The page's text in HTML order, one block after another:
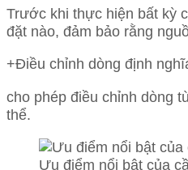
Trước khi thực hiện bất kỳ
đặt nào, đảm bảo rằng
+Điều chỉnh dòng định
cho phép điều chỉnh dòng
thể.
Ưu điểm nổi bật của